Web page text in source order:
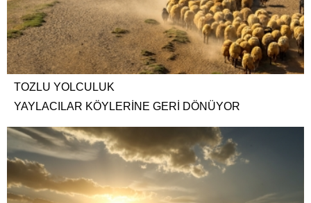
TOZLU YOLCULUK
YAYLACILAR KÖYLERİNE GERİ DÖNÜYOR